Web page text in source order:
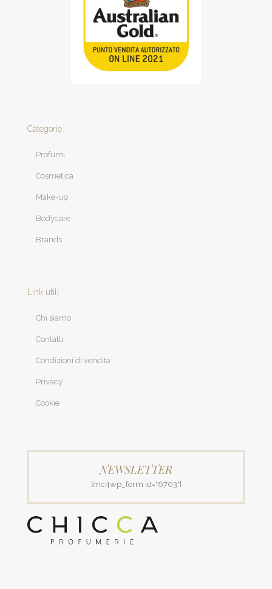
Categorie
Profumi
Cosmetica
Make-up
Bodycare
Brands
Link utili
Chi siamo
Contatti
Condizioni di vendita
Privacy
Cookie
NEWSLETTER
[mc4wp_form id="6703"]